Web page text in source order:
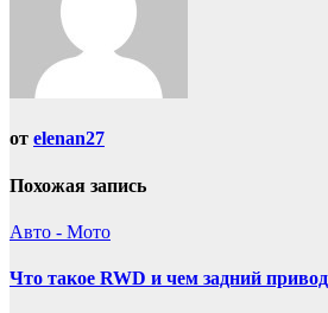
от elenan27
Похожая запись
Авто - Мото
Что такое RWD и чем задний